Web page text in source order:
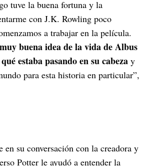
tuve la buena fortuna y la
con J.K. Rowling poco
a trabajar en la película.
buena idea de la vida de Albus
estaba pasando en su cabeza y
para esta historia en particular”,
en su conversación con la creadora y
Potter le ayudó a entender la